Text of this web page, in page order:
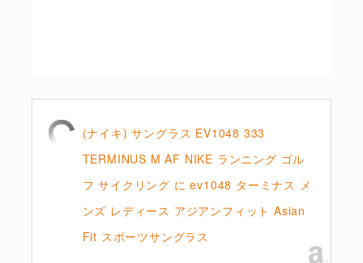
(ナイキ) サングラス EV1048 333
TERMINUS M AF NIKE ランニング ゴル
フ サイクリング に ev1048 ターミナス メ
ンズ レディース アジアンフィット Asian
Fit スポーツサングラス